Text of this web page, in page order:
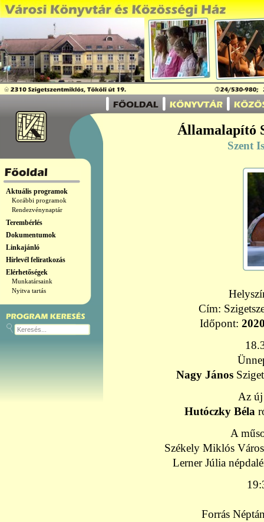
Aktuális programok
Korábbi programok
Rendezvénynaptár
Terembérlés
Dokumentumok
Linkajánló
Hírlevél feliratkozás
Elérhetőségek
Munkatársaink
Nyitva tartás
Államalapító
Szent
Cím:
Időpont:
Nagy János
Az új
Hutóczky Béla
A
Székely Miklós
Lerner Júlia
Forrás